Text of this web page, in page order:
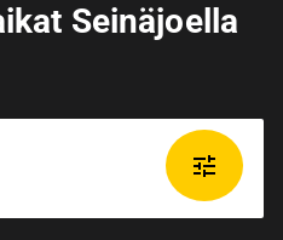
Seinäjoella